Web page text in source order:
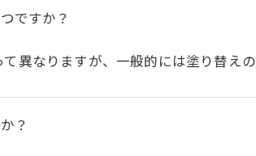
ですか？
異なりますが、一般的には塗り替えの
？